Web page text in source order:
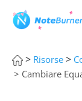
> Risorse >
> Cambiare